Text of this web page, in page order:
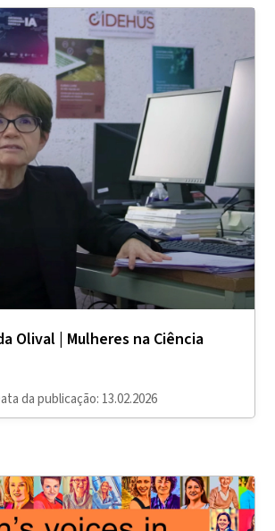
Olival | Mulheres na Ciência
da publicação: 13.02.2026